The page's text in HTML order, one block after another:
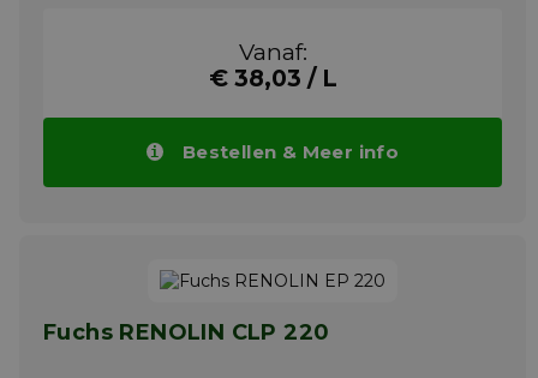
gebruik in apparatuur voor de productie van
levensmiddelenverpakkingen
Vanaf:
€ 38,03 / L
Bestellen & Meer info
Fuchs RENOLIN CLP 220